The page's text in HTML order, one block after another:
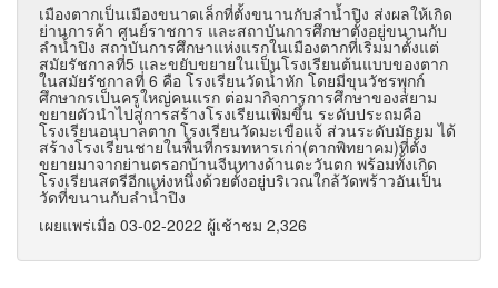
เมืองตากเป็นเมืองขนาดเล็กที่ตั้งขนานกับลำน้ำปิง ส่งผลให้เกิด
ย่านการค้า ศูนย์ราชการ และสถาบันการศึกษาตั้งอยู่ขนานกับ
ลำน้ำปิง สถาบันการศึกษาแห่งแรกในเมืองตากที่เริ่มมาตั้งแต่
สมัยรัชกาลที่5 และขยับขยายในเป็นโรงเรียนต้นแบบของตาก
ในสมัยรัชกาลที่ 6 คือ โรงเรียนวัดน้ำหัก โดยมีขุนวัชรพุุกก์
ศึกษากรเป็นครูใหญ่คนแรก ต่อมากิจการการศึกษาของสยาม
ขยายตัวนำไปสู่การสร้างโรงเรียนเพิ่มขึ้น ระดับประถมคือ
โรงเรียนอนุบาลตาก โรงเรียนวัดมะเขือแจ้ ส่วนระดับมัธยม ได้
สร้างโรงเรียนชายในพื้นที่กรมทหารเก่า(ตากพิทยาคม)ที่ตั้ง
ขยายมาจากย่านตรอกบ้านจีนทางด้านตะวันตก พร้อมทั้งเกิด
โรงเรียนสตรีอีกแห่งหนึ่งด้วยตั้งอยู่บริเวณใกล้วัดพร้าวอันเป็น
วัดที่ขนานกับลำน้ำปิง
เผยแพร่เมื่อ 03-02-2022 ผู้เช้าชม 2,326